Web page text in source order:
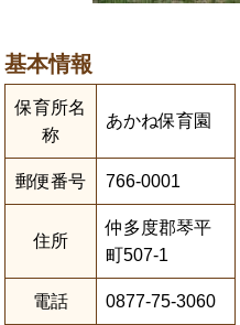
基本情報
保育所名
称
あかね保育園
郵便番号 766-0001
住所
仲多度郡琴平
町507-1
電話 0877-75-3060